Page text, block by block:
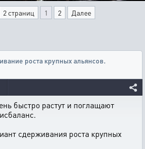
2 страниц 1 2 Далее
роста крупных альянсов.
быстро растут и поглащают
сдерживания роста крупных